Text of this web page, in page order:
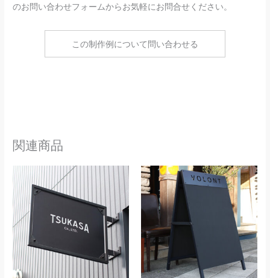
のお問い合わせフォームからお気軽にお問合せください。
この制作例について問い合わせる
関連商品